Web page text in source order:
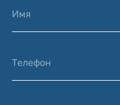
Имя
Телефон